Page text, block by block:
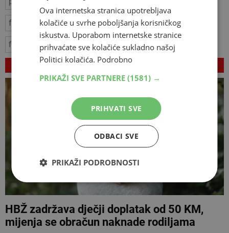
federalno ministarstvo poduzetnici kompanije
financijska pomoć Poslovni subjekti
VEZANI ČLANCI
HBŽ zadržava dječji doplatak od 50 KM,
mijenja se obračun naknade rodiljama
Ova internetska stranica upotrebljava
kolačiće u svrhe poboljšanja korisničkog
iskustva. Uporabom internetske stranice
prihvaćate sve kolačiće sukladno našoj
Politici kolačića. Podrobno
PRIKAŽI SVE PARTNERE (1581) →
PRIHVATI SVE
ODBACI SVE
PRIKAŽI PODROBNOSTI